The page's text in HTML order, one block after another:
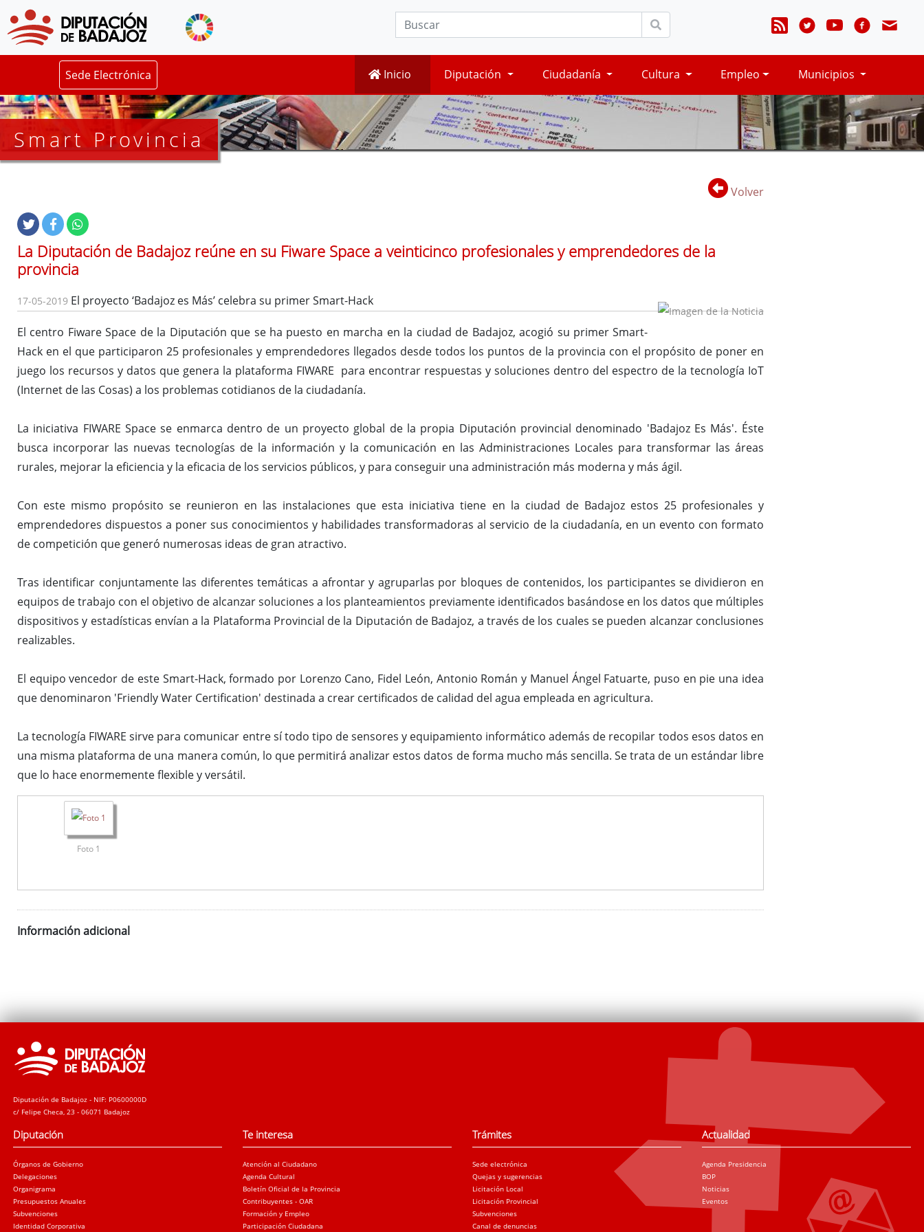
Sede Electrónica Inicio Diputación Ciudadanía Cultura Empleo Municipios
Smart Provincia
Volver
La Diputación de Badajoz reúne en su Fiware Space a veinticinco profesionales y emprendedores de la
provincia
17-05-2019 El proyecto ‘Badajoz es Más’ celebra su primer Smart-Hack
El centro Fiware Space de la Diputación que se ha puesto en marcha en la ciudad de Badajoz, acogió su primer Smart-
Hack en el que participaron 25 profesionales y emprendedores llegados desde todos los puntos de la provincia con el propósito de poner en
juego los recursos y datos que genera la plataforma FIWARE para encontrar respuestas y soluciones dentro del espectro de la tecnología IoT
(Internet de las Cosas) a los problemas cotidianos de la ciudadanía.
La iniciativa FIWARE Space se enmarca dentro de un proyecto global de la propia Diputación provincial denominado 'Badajoz Es Más'. Éste
busca incorporar las nuevas tecnologías de la información y la comunicación en las Administraciones Locales para transformar las áreas
rurales, mejorar la eficiencia y la eficacia de los servicios públicos, y para conseguir una administración más moderna y más ágil.
Con este mismo propósito se reunieron en las instalaciones que esta iniciativa tiene en la ciudad de Badajoz estos 25 profesionales y
emprendedores dispuestos a poner sus conocimientos y habilidades transformadoras al servicio de la ciudadanía, en un evento con formato
de competición que generó numerosas ideas de gran atractivo.
Tras identificar conjuntamente las diferentes temáticas a afrontar y agruparlas por bloques de contenidos, los participantes se dividieron en
equipos de trabajo con el objetivo de alcanzar soluciones a los planteamientos previamente identificados basándose en los datos que múltiples
dispositivos y estadísticas envían a la Plataforma Provincial de la Diputación de Badajoz, a través de los cuales se pueden alcanzar conclusiones
realizables.
El equipo vencedor de este Smart-Hack, formado por Lorenzo Cano, Fidel León, Antonio Román y Manuel Ángel Fatuarte, puso en pie una idea
que denominaron 'Friendly Water Certification' destinada a crear certificados de calidad del agua empleada en agricultura.
La tecnología FIWARE sirve para comunicar entre sí todo tipo de sensores y equipamiento informático además de recopilar todos esos datos en
una misma plataforma de una manera común, lo que permitirá analizar estos datos de forma mucho más sencilla. Se trata de un estándar libre
que lo hace enormemente flexible y versátil.
Foto 1
Información adicional
Diputación de Badajoz - NIF: P0600000D
c/ Felipe Checa, 23 - 06071 Badajoz
Diputación
Órganos de Gobierno
Delegaciones
Organigrama
Presupuestos Anuales
Subvenciones
Identidad Corporativa
Te interesa
Atención al Ciudadano
Agenda Cultural
Boletín Oficial de la Provincia
Contribuyentes - OAR
Formación y Empleo
Participación Ciudadana
Trámites
Sede electrónica
Quejas y sugerencias
Licitación Local
Licitación Provincial
Subvenciones
Canal de denuncias
Actualidad
Agenda Presidencia
BOP
Noticias
Eventos